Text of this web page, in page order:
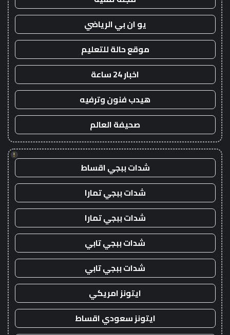
يو ان بي الرياضي
موقع حالة للتعليم
اخبار 24 ساعة
هيدب فنون وترفيه
صحيفة العالم
!
شدات ببجي اقساط
شدات ببجي تمارا
شدات ببجي تمارا
شدات ببجي تابي
شدات ببجي تابي
ايتونز امريكي
ايتونز سعودي اقساط